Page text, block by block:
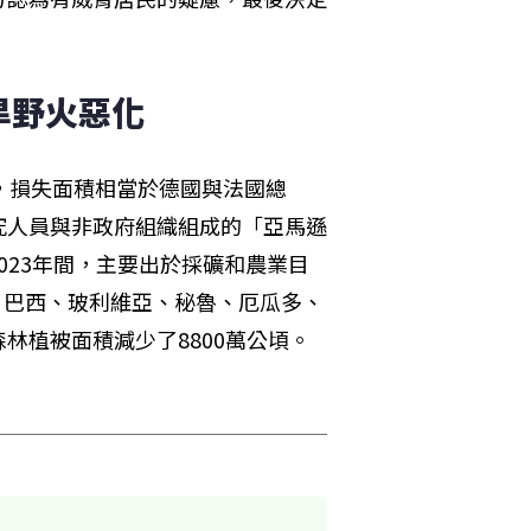
野火惡化
失面積相當於德國與法國總
員與非政府組織組成的「亞馬遜
年間，主要出於採礦和農業目
西、玻利維亞、秘魯、厄瓜多、
植被面積減少了8800萬公頃。